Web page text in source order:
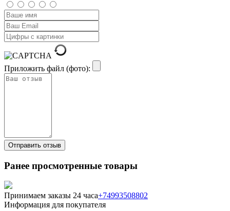
Приложить файл (фото):
Ранее просмотренные товары
Принимаем заказы 24 часа+74993508802
Информация для покупателя